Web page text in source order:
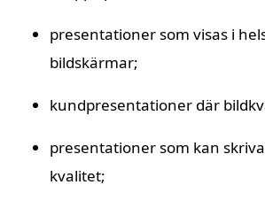
presentationer som visas i
bildskärmar;
kundpresentationer där
presentationer som kan
kvalitet;